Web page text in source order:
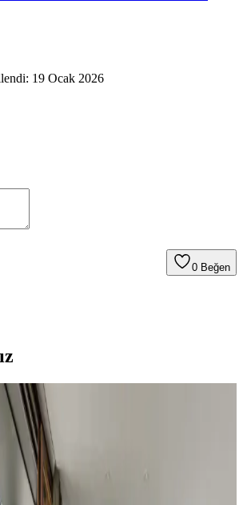
19 Ocak 2026
0 Beğen
Sandalyelerde Renk Uyumu ve
Denge Sağlama Yöntemleri
renk uyumsuzluğu görsel rekabete
yastık ve mobilya yerleşimi ile renkler
estetik bütünlüğü sağlanır.